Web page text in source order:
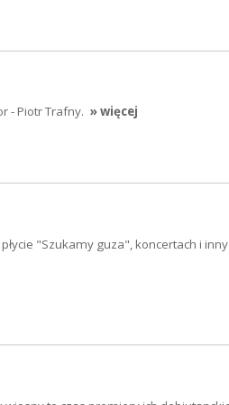
- Piotr Trafny. » więcej
"Szukamy guza", koncertach i